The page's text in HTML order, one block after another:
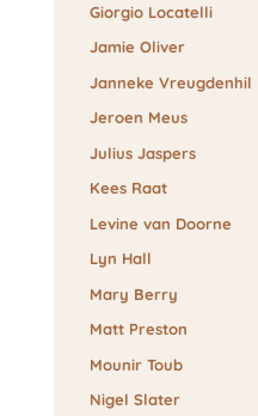
Giorgio Locatelli
Jamie Oliver
Janneke Vreugdenhil
Jeroen Meus
Julius Jaspers
Kees Raat
Levine van Doorne
Lyn Hall
Mary Berry
Matt Preston
Mounir Toub
Nigel Slater